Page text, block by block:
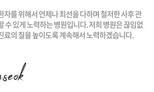
자를 위해서 언제나 최선을 다하며철저한 사후 관
수 있게 노력하는 병원입니다.저희 병원은 끊임없
료의 질을 높이도록계속해서 노력하겠습니다.